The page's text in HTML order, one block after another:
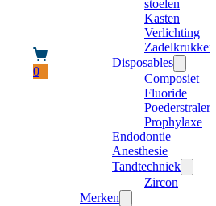
0
stoelen
Kasten
Verlichting
Zadelkrukken
Disposables
Composiet
Fluoride
Poederstraler
Prophylaxe
Endodontie
Anesthesie
Tandtechniek
Zircon
Merken